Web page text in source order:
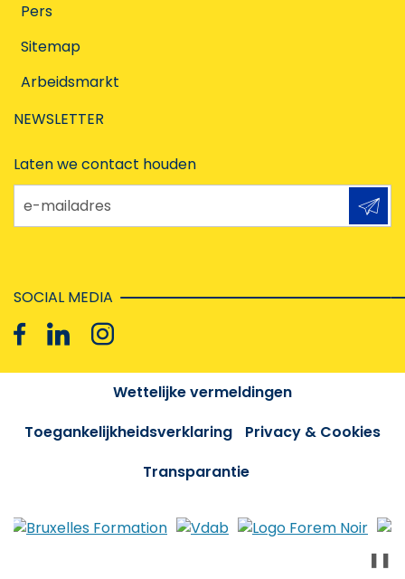
Pers
Sitemap
Arbeidsmarkt
NEWSLETTER
Laten we contact houden
e-mailadres
SOCIAL MEDIA
Wettelijke vermeldingen
Toegankelijkheidsverklaring
Privacy & Cookies
Transparantie
❚❚